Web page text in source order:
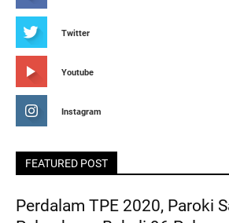
Twitter
Youtube
Instagram
FEATURED POST
Perdalam TPE 2020, Paroki